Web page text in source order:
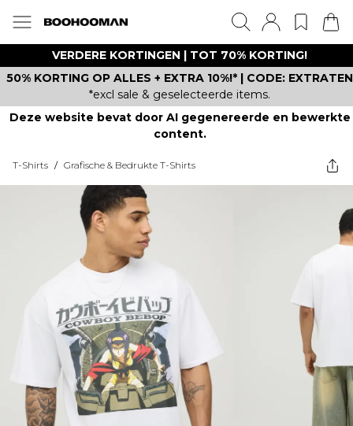
VERDERE KORTINGEN | TOT 70% KORTING!
50% KORTING OP ALLES + EXTRA 10%!* | CODE: EXTRATEN
*excl sale & geselecteerde items.
Deze website bevat door AI gegenereerde en bewerkte
content.
T-Shirts / Grafische & Bedrukte T-Shirts